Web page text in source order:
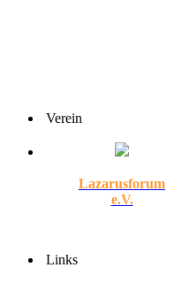
Verein
Lazarusforum
e.V.
Links